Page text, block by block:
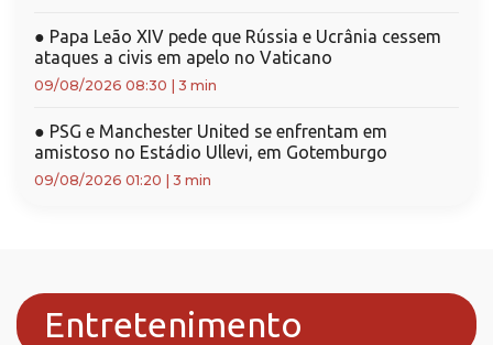
● Papa Leão XIV pede que Rússia e Ucrânia cessem
ataques a civis em apelo no Vaticano
09/08/2026 08:30 3 min
● PSG e Manchester United se enfrentam em
amistoso no Estádio Ullevi, em Gotemburgo
09/08/2026 01:20 3 min
Entretenimento